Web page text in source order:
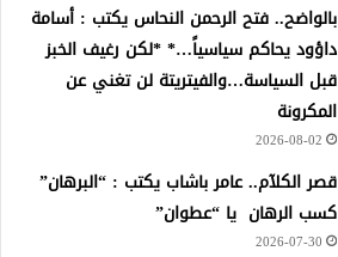
بالواضح.. فتح الرحمن النحاس يكتب : أسامة
داؤود يحاكم سياسياً…* *لكن رغيف الخبز
قبل السياسة…والفيتريتة لن تغني عن
المكرونة
2026-08-02
قصر الكلآم.. عامر باشاب يكتب : “البرهان”
كسب الرهان يا “عطوان”
2026-07-30